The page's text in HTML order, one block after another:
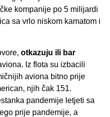
kompanije po 5 milijardi
sa vrlo niskom kamatom i
otkazuju ili bar
Iz flota su izbacili
aviona bitno prije
njih čak 151.
pandemije letjeti sa
prije pandemije, a